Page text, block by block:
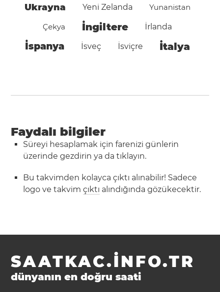
Ukrayna Yeni Zelanda Yunanistan
Çekya İngiltere İrlanda
İspanya İsveç İsviçre İtalya
Faydalı bilgiler
Süreyi hesaplamak için farenizi günlerin
üzerinde gezdirin ya da tıklayın.
Bu takvimden kolayca çıktı alınabilir! Sadece
logo ve takvimçıktı alındığında gözükecektir.
SAATKAC.INFO.TR
dünyanın en doğru saati